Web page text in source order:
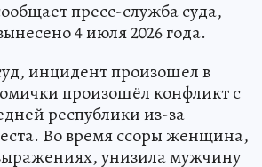
пресс-служба суда,
4 июля 2026 года.
инцидент произошел в
произошёл конфликт с
республики из-за
Во время ссоры женщина,
унизила мужчину